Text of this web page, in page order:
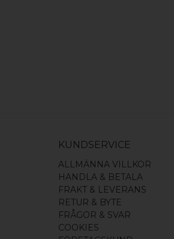
KUNDSERVICE
ALLMÄNNA VILLKOR
HANDLA & BETALA
FRAKT & LEVERANS
RETUR & BYTE
FRÅGOR & SVAR
COOKIES